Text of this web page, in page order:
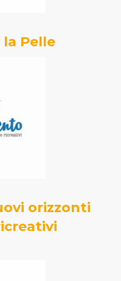
Pelle
orizzonti